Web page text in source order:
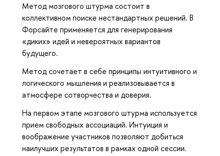
Метод мозгового штурма состоит в
коллективном поиске нестандартных решений. В
Форсайте применяется для генерирования
«диких» идей и невероятных вариантов
будущего.
Метод сочетает в себе принципы интуитивного и
логического мышления и реализовывается в
атмосфере сотворчества и доверия.
На первом этапе мозгового штурма используется
прием свободных ассоциаций. Интуиция и
воображение участников позволяют добиться
наилучших результатов в рамках одной сессии.